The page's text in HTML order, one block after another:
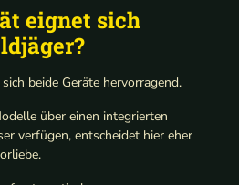
eignet sich
beide Geräte hervorragend.
über einen integrierten
verfügen, entscheidet hier eher